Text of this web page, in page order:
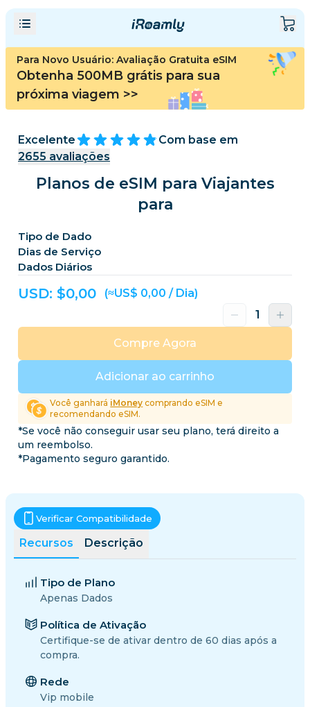
Para Novo Usuário: Avaliação Gratuita eSIM
Obtenha 500MB grátis para sua
próxima viagem >>
Excelente
Com base em
2655 avaliações
Planos de eSIM para Viajantes
para
Tipo de Dado
Dias de Serviço
Dados Diários
USD: $0,00 (≈US$ 0,00 / Dia)
Adicionar ao carrinho
Compre Agora
Você ganhará iMoney comprando eSIM e
recomendando eSIM.
*Se você não conseguir usar seu plano, terá direito a
um reembolso.
*Pagamento seguro garantido.
Recursos Descrição
Verificar Compatibilidade
Tipo de Plano
Apenas Dados
Política de Ativação
Certifique-se de ativar dentro de 60 dias após a
compra.
Rede
Vip mobile